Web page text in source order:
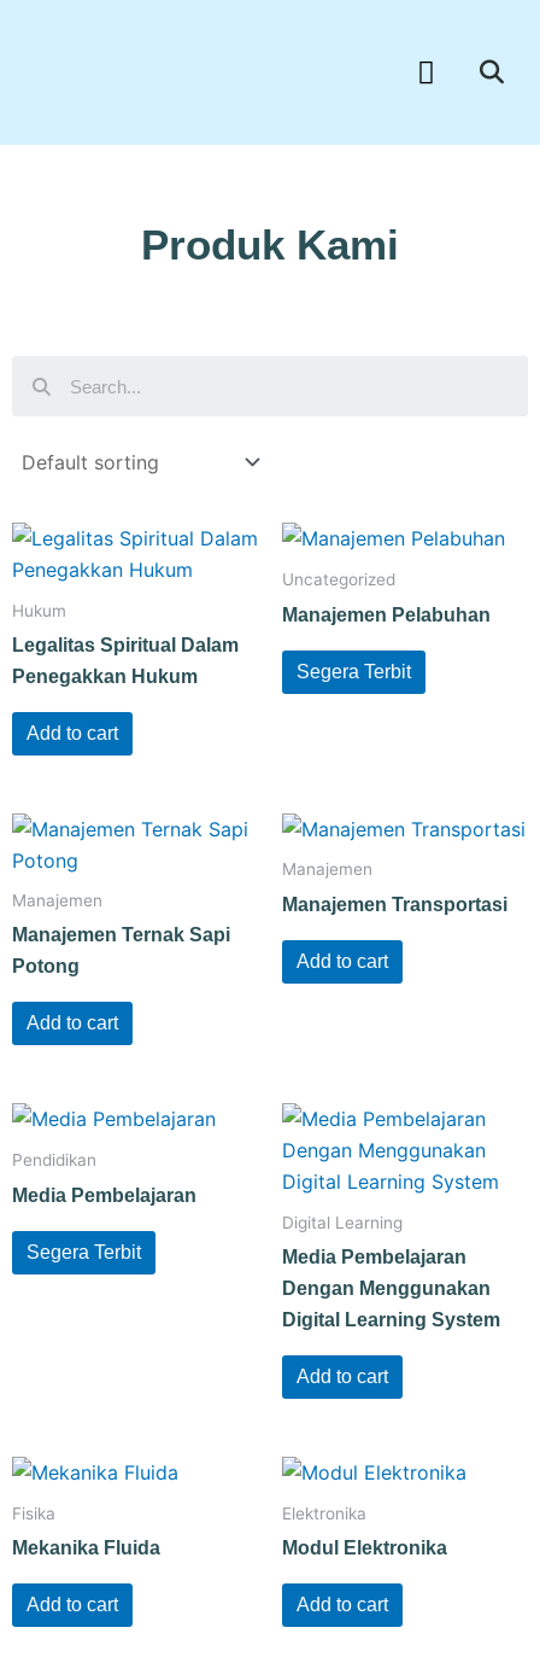
Menu
Produk Kami
Hukum
Legalitas Spiritual Dalam
Penegakkan Hukum
Add to cart
Uncategorized
Manajemen Pelabuhan
Segera Terbit
Manajemen
Manajemen Ternak Sapi
Potong
Add to cart
Manajemen
Manajemen Transportasi
Add to cart
Pendidikan
Media Pembelajaran
Segera Terbit
Digital Learning
Media Pembelajaran
Dengan Menggunakan
Digital Learning System
Add to cart
Fisika
Mekanika Fluida
Add to cart
Elektronika
Modul Elektronika
Add to cart